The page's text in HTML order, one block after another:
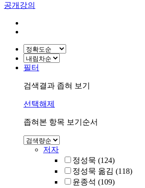
공개강의
필터
검색결과 좁혀 보기
선택해제
좁혀본 항목 보기순서
저자
정성묵 (124)
정성묵 옮김 (118)
윤종석 (109)